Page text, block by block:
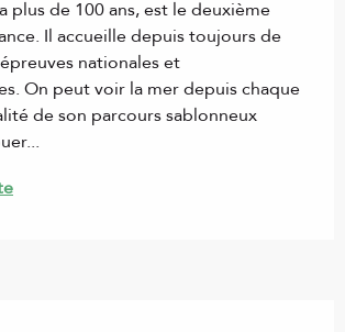
plus de 100 ans, est le deuxième
Il accueille depuis toujours de
nationales et
On peut voir la mer depuis chaque
de son parcours sablonneux